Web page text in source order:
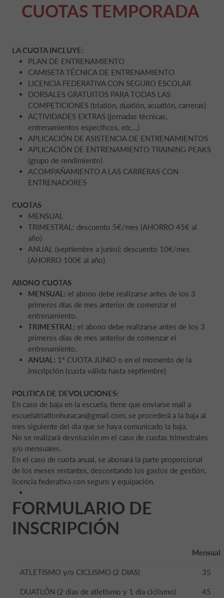
CUOTAS TEMPORADA
LA CUOTA INCLUYE:
PLAN DE ENTRENAMIENTO
CAMISETA TÉCNICA DE ENTRENAMIENTO
LICENCIA FEDERATIVA CON SEGURO ESCOLAR
DORSALES GRATUITOS PARA TODAS LAS
COMPETICIONES (triatlón, duatlón, acuatlón, carreras)
ACTIVIDADES EXTRAS (jornadas técnicas,
entrenamientos específicos, etc...)
APLICACIÓN DE ASISTENCIA DE ENTRENAMIENTOS
APLICACIÓN DE ENTRENAMIENTO TRAINING PEAKS
(grupo de rendimiento)
ACOMPAÑAMIENTO A LAS CARRERAS CON
ENTRENADORES
CUOTAS
MENSUAL
TRIMESTRAL: descuento 5€/mes (AHORRO 45€ al
año)
ANUAL (septiembre a junio): descuento 10€/mes
(AHORRO 100€ al año)
ABONO CUOTAS
MENSUAL: el abono debe realizarse antes de los 3
primeros días de mes anterior de comenzar el
entrenamiento.
TRIMESTRAL: el abono debe realizarse antes de los 3
primeros días de mes anterior de comenzar el
entrenamiento.
ANUAL: 1ª CUOTA JUNIO o en el momento de la
inscripción (cuota válida hasta septiembre)
POLITICA DE DEVOLUCIONES:
En caso de baja en la escuela, tiene que enviarse mail a
escuelatriatlonhuracan@gmail.com, se procederá a la baja al
mes siguiente del día que se haya comunicado la baja.
No se realizará devolución en el caso de cuotas trimestrales
y/o mensuales.
En el caso de cuota anual, se abonará la parte proporcional
de los meses restantes, descontando los gastos de gestión,
licencia federativa con seguro y equipación.
FORMULARIO DE
INSCRIPCIÓN
Mensual
ATLETISMO y/o CICLISMO (2 DIAS) 35
DUATLÓN (2 días de atletismo y 1 día ciclismo) 45